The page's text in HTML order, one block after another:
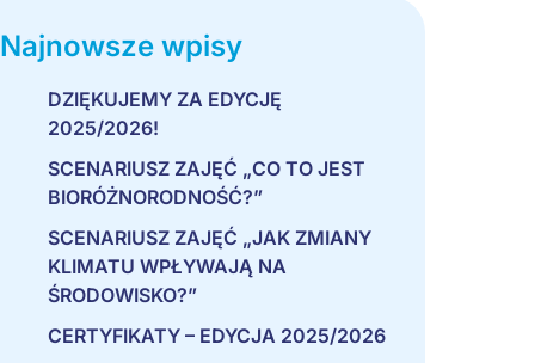
Najnowsze wpisy
DZIĘKUJEMY ZA EDYCJĘ
2025/2026!
SCENARIUSZ ZAJĘĆ „CO TO JEST
BIORÓŻNORODNOŚĆ?”
SCENARIUSZ ZAJĘĆ „JAK ZMIANY
KLIMATU WPŁYWAJĄ NA
ŚRODOWISKO?”
CERTYFIKATY – EDYCJA 2025/2026